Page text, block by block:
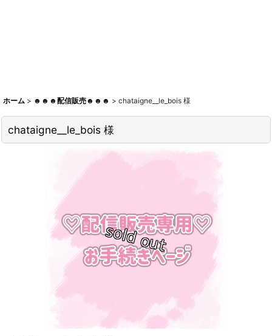
ホーム > ☻☻☻配信販売☻☻☻ > chataigne__le_bois 様
chataigne__le_bois 様